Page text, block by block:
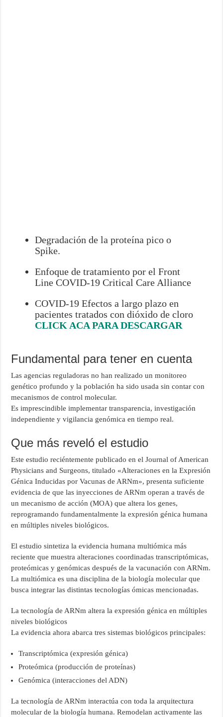
Degradación de la proteína pico o
Spike.
Enfoque de tratamiento por el Front
Line COVID-19 Critical Care Alliance
COVID-19 Efectos a largo plazo en
pacientes tratados con dióxido de cloro
CLICK ACA PARA DESCARGAR
Fundamental para tener en cuenta
Las agencias reguladoras no han realizado un monitoreo
genético profundo y la población ha sido usada sin contar con
mecanismos de control molecular.
Es imprescindible implementar transparencia, investigación
independiente y vigilancia genómica en tiempo real.
Que más reveló el estudio
Este estudio reciéntemente publicado en el Journal of American
Physicians and Surgeons, titulado «Alteraciones en la Expresión
Génica Inducidas por Vacunas de ARNm», presenta suficiente
evidencia de que las inyecciones de ARNm operan a través de
un mecanismo de acción (MOA) que altera los genes,
reprogramando fundamentalmente la expresión génica humana
en múltiples niveles biológicos.
El estudio sintetiza la evidencia humana multiómica más
reciente que muestra alteraciones coordinadas transcriptómicas,
proteómicas y genómicas después de la vacunación con ARNm.
La multiómica es una disciplina de la biología molecular que
busca integrar las distintas tecnologías ómicas mencionadas.
La tecnología de ARNm altera la expresión génica en múltiples
niveles biológicos
La evidencia ahora abarca tres sistemas biológicos principales:
Transcriptómica (expresión génica)
Proteómica (producción de proteínas)
Genómica (interacciones del ADN)
La tecnología de ARNm interactúa con toda la arquitectura
molecular de la biología humana. Remodelan activamente las